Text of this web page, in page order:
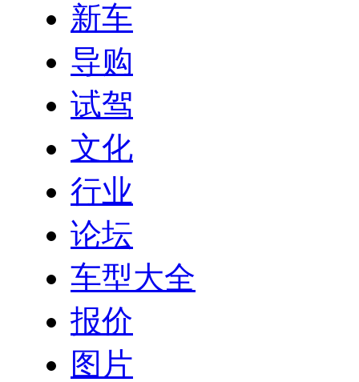
新车
导购
试驾
文化
行业
论坛
车型大全
报价
图片